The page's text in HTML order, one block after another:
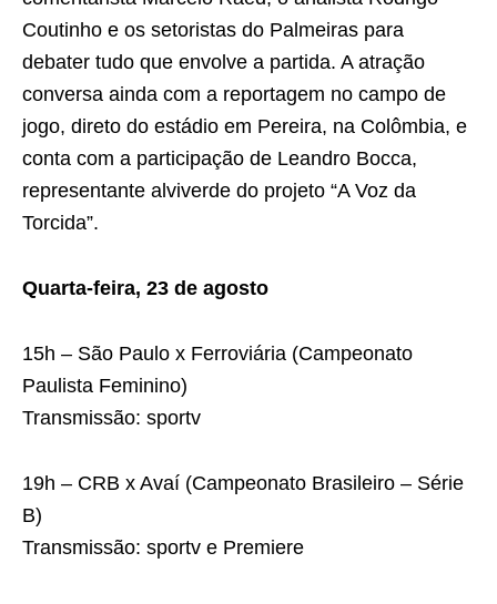
Coutinho e os setoristas do Palmeiras para
debater tudo que envolve a partida. A atração
conversa ainda com a reportagem no campo de
jogo, direto do estádio em Pereira, na Colômbia, e
conta com a participação de Leandro Bocca,
representante alviverde do projeto “A Voz da
Torcida”.
Quarta-feira, 23 de agosto
15h – São Paulo x Ferroviária (Campeonato
Paulista Feminino)
Transmissão: sportv
19h – CRB x Avaí (Campeonato Brasileiro – Série
B)
Transmissão: sportv e Premiere